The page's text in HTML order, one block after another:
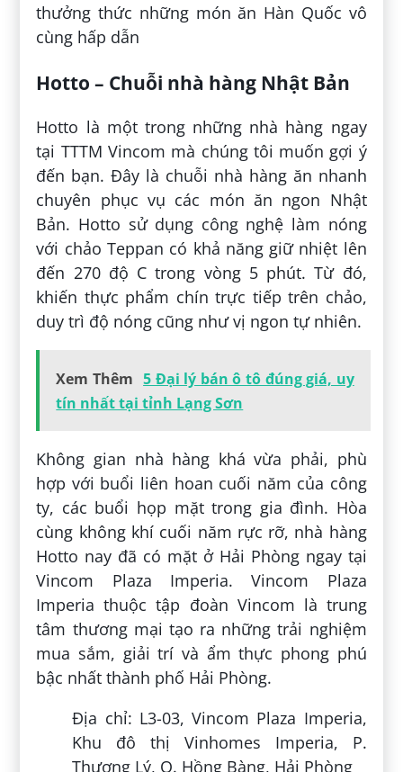
thưởng thức những món ăn Hàn Quốc vô
cùng hấp dẫn
Hotto – Chuỗi nhà hàng Nhật Bản
Hotto là một trong những nhà hàng ngay
tại TTTM Vincom mà chúng tôi muốn gợi ý
đến bạn. Đây là chuỗi nhà hàng ăn nhanh
chuyên phục vụ các món ăn ngon Nhật
Bản. Hotto sử dụng công nghệ làm nóng
với chảo Teppan có khả năng giữ nhiệt lên
đến 270 độ C trong vòng 5 phút. Từ đó,
khiến thực phẩm chín trực tiếp trên chảo,
duy trì độ nóng cũng như vị ngon tự nhiên.
Xem Thêm 5 Đại lý bán ô tô đúng giá, uy
tín nhất tại tỉnh Lạng Sơn
Không gian nhà hàng khá vừa phải, phù
hợp với buổi liên hoan cuối năm của công
ty, các buổi họp mặt trong gia đình. Hòa
cùng không khí cuối năm rực rỡ, nhà hàng
Hotto nay đã có mặt ở Hải Phòng ngay tại
Vincom Plaza Imperia. Vincom Plaza
Imperia thuộc tập đoàn Vincom là trung
tâm thương mại tạo ra những trải nghiệm
mua sắm, giải trí và ẩm thực phong phú
bậc nhất thành phố Hải Phòng.
Địa chỉ: L3-03, Vincom Plaza Imperia,
Khu đô thị Vinhomes Imperia, P.
Thượng Lý, Q. Hồng Bàng, Hải Phòng